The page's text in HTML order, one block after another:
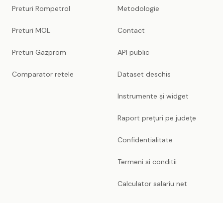
Preturi Rompetrol
Preturi MOL
Preturi Gazprom
Comparator retele
Metodologie
Contact
API public
Dataset deschis
Instrumente și widget
Raport prețuri pe județe
Confidentialitate
Termeni si conditii
Calculator salariu net